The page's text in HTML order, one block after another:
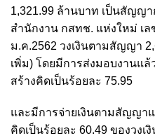
1,321.99 ล้านบาท เป็นสัญญ
สำนักงาน กสทช. แห่งใหม่ เล
ม.ค.2562 วงเงินตามสัญญา
เพิ่ม) โดยมีการส่งมอบงานแล้
สร้างคิดเป็นร้อยละ 75.95
และมีการจ่ายเงินตามสัญญา
คิดเป็นร้อยละ 60.49 ของวง